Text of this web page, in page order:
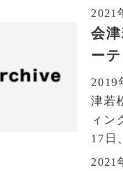
2021
会
ー
2019
津若
ィン
17日
2021